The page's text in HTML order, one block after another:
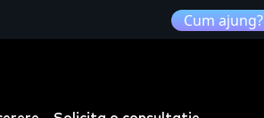
Cum ajung?